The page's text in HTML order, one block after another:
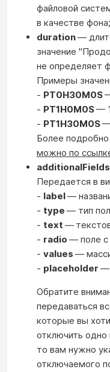
файловой
в качестве фона;
duration—
значение
не определяет
Примеры
- PT0H30M0S
- PT1H0M0S—
- PT1H30M0S—
Более
можно по
Передается в
- label—
- type — тип
- text —
- radio — поле с
- values —
- placeholder —
Обратите
передаваться
которые вы
отключить
то вам нужно
отключаемого